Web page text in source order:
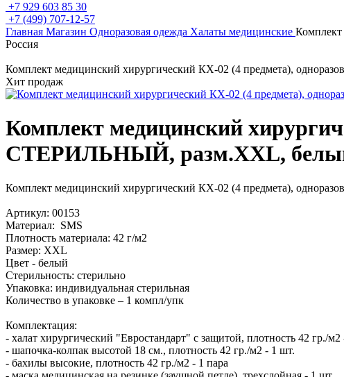
+7 929 603 85 30
+7 (499) 707-12-57
Главная Магазин Одноразовая одежда Халаты медицинские
Россия
Комплект медицинский хирургический КХ-02 (4 предмета),
Хит продаж
Комплект медицинский
СТЕРИЛЬНЫЙ, разм.XXL,
Комплект медицинский хирургический КХ-02 (4 предмета),
Артикул: 00153
Материал: SMS
Плотность материала: 42 г/м2
Размер: XXL
Цвет - белый
Стерильность: стерильно
Упаковка: индивидуальная стерильная
Количество в упаковке – 1 компл/упк
Комплектация:
- халат хирургический "Евростандарт" с защитой, плотность 42 гр./м2
- шапочка-колпак высотой 18 см., плотность 42 гр./м2 - 1 шт.
- бахилы высокие, плотность 42 гр./м2 - 1 пара